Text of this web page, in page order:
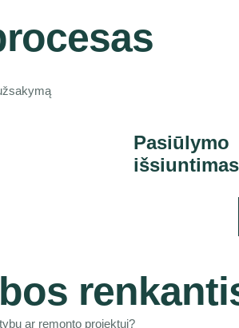
Pasiūlymo
išsiuntimas
ar remonto projektui?